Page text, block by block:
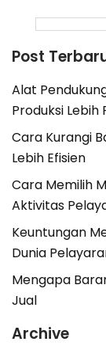
Post
Alat
Produksi Lebih
Cara Kurangi
Lebih Efisien
Cara Memilih
Aktivitas
Keuntungan
Dunia
Mengapa
Jual
Archive